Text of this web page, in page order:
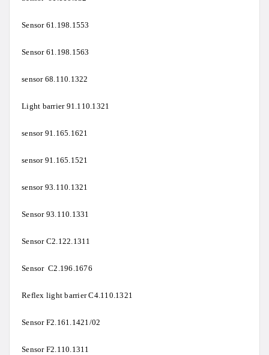
Sensor 61.198.1553
Sensor 61.198.1563
sensor 68.110.1322
Light barrier 91.110.1321
sensor 91.165.1621
sensor 91.165.1521
sensor 93.110.1321
Sensor 93.110.1331
Sensor C2.122.1311
Sensor C2.196.1676
Reflex light barrier C4.110.1321
Sensor F2.161.1421/02
Sensor F2.110.1311